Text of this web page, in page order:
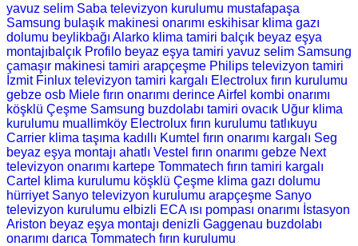
yavuz selim Saba televizyon kurulumu mustafapaşa
Samsung bulaşık makinesi onarımı eskihisar klima gazı
dolumu beylikbağı Alarko klima tamiri balçık beyaz eşya
montajıbalçık Profilo beyaz eşya tamiri yavuz selim Samsung
çamaşır makinesi tamiri arapçeşme Philips televizyon tamiri
İzmit Finlux televizyon tamiri kargalı Electrolux fırın kurulumu
gebze osb Miele fırın onarımı derince Airfel kombi onarımı
köşklü Çeşme Samsung buzdolabı tamiri ovacık Uğur klima
kurulumu muallimköy Electrolux fırın kurulumu tatlıkuyu
Carrier klima taşıma kadıllı Kumtel fırın onarımı kargalı Seg
beyaz eşya montajı ahatlı Vestel fırın onarımı gebze Next
televizyon onarımı kartepe Tommatech fırın tamiri kargalı
Cartel klima kurulumu köşklü Çeşme klima gazı dolumu
hürriyet Sanyo televizyon kurulumu arapçeşme Sanyo
televizyon kurulumu elbizli ECA ısı pompası onarımı İstasyon
Ariston beyaz eşya montajı denizli Gaggenau buzdolabı
onarımı darıca Tommatech fırın kurulumu